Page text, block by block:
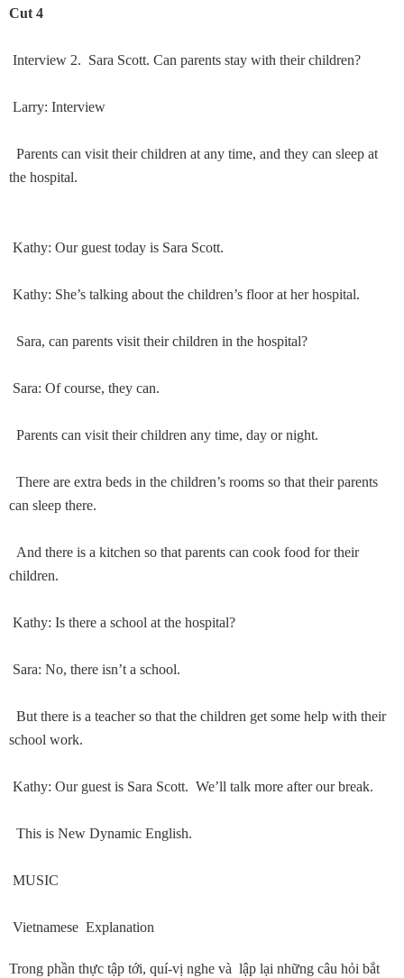
Cut 4
Interview 2. Sara Scott. Can parents stay with their children?
Larry: Interview
Parents can visit their children at any time, and they can sleep at
the hospital.
Kathy: Our guest today is Sara Scott.
Kathy: She’s talking about the children’s floor at her hospital.
Sara, can parents visit their children in the hospital?
Sara: Of course, they can.
Parents can visit their children any time, day or night.
There are extra beds in the children’s rooms so that their parents
can sleep there.
And there is a kitchen so that parents can cook food for their
children.
Kathy: Is there a school at the hospital?
Sara: No, there isn’t a school.
But there is a teacher so that the children get some help with their
school work.
Kathy: Our guest is Sara Scott. We’ll talk more after our break.
This is New Dynamic English.
MUSIC
Vietnamese Explanation
Trong phần thực tập tới, quí-vị nghe và lập lại những câu hỏi bắt